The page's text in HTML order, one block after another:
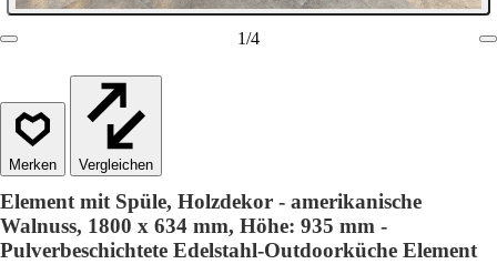
1/4
Vergleichen
Element mit Spüle, Holzdekor - amerikanische
Walnuss, 1800 x 634 mm, Höhe: 935 mm -
Pulverbeschichtete Edelstahl-Outdoorküche Element